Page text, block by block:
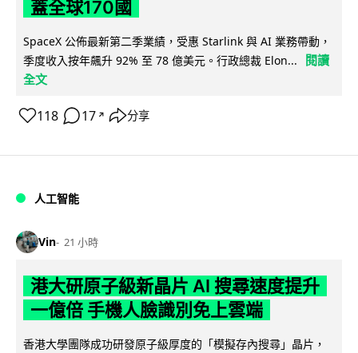
蓋全球170國
SpaceX 公佈最新第二季業績，受惠 Starlink 與 AI 業務帶動，
季度收入按年飆升 92% 至 78 億美元。行政總裁 Elon...
閱讀
全文
118 17 ↗ 分享
人工智能
Vin 21 小時
港大研原子級新晶片 AI 搜尋速度提升
一億倍 手機人臉識別免上雲端
香港大學團隊成功研發原子級厚度的「模擬存內搜尋」晶片，